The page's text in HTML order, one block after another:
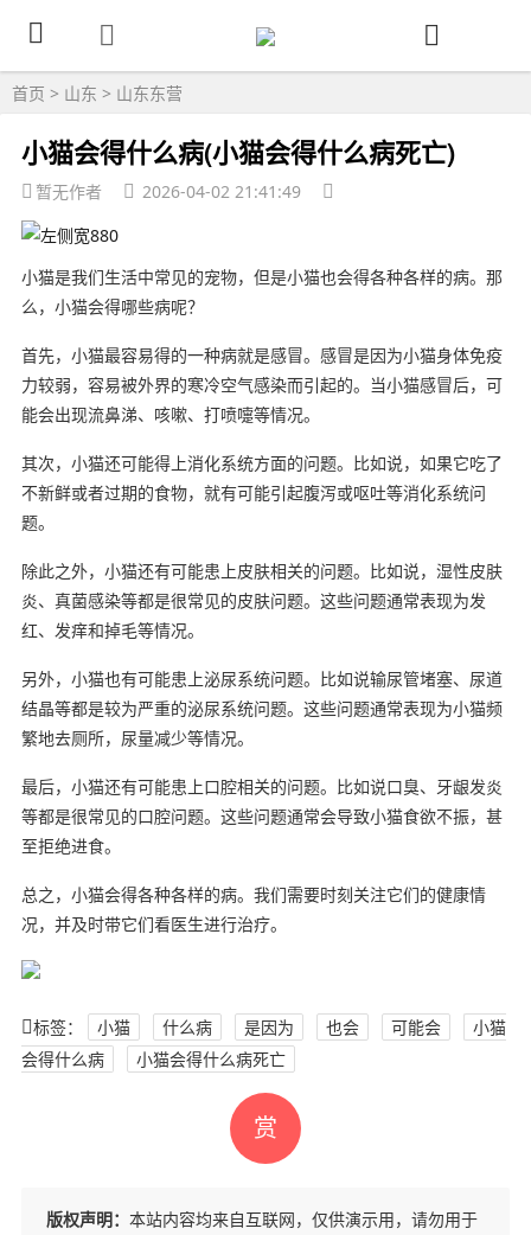
首页 > 山东 > 山东东营
小猫会得什么病(小猫会得什么病死亡)
暂无作者 2026-04-02 21:41:49
小猫是我们生活中常见的宠物，但是小猫也会得各种各样的病。那
么，小猫会得哪些病呢？
首先，小猫最容易得的一种病就是感冒。感冒是因为小猫身体免疫
力较弱，容易被外界的寒冷空气感染而引起的。当小猫感冒后，可
能会出现流鼻涕、咳嗽、打喷嚏等情况。
其次，小猫还可能得上消化系统方面的问题。比如说，如果它吃了
不新鲜或者过期的食物，就有可能引起腹泻或呕吐等消化系统问
题。
除此之外，小猫还有可能患上皮肤相关的问题。比如说，湿性皮肤
炎、真菌感染等都是很常见的皮肤问题。这些问题通常表现为发
红、发痒和掉毛等情况。
另外，小猫也有可能患上泌尿系统问题。比如说输尿管堵塞、尿道
结晶等都是较为严重的泌尿系统问题。这些问题通常表现为小猫频
繁地去厕所，尿量减少等情况。
最后，小猫还有可能患上口腔相关的问题。比如说口臭、牙龈发炎
等都是很常见的口腔问题。这些问题通常会导致小猫食欲不振，甚
至拒绝进食。
总之，小猫会得各种各样的病。我们需要时刻关注它们的健康情
况，并及时带它们看医生进行治疗。
标签： 小猫 什么病 是因为 也会 可能会
小猫
会得什么病
小猫会得什么病死亡
赏
版权声明： 本站内容均来自互联网，仅供演示用，请勿用于